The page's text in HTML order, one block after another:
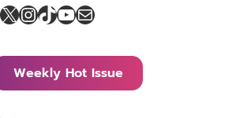
X Instagram
TikTok
YouTube
Mail
Weekly Hot Issue